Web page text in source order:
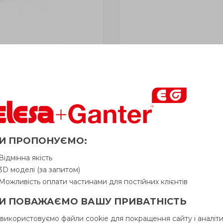
відвантажується Покупцеві терміном до 6 робочих днів
.
Продавця. Продавець залишає за собою право відпускати
матова поверхня, пружинний
Питання про продукцію
ПРОПОНУЄМО:
Відмінна якість
моделі (за запитом)
Можливість оплати частинами для постійних клієнтів
ПОВАЖАЄМО ВАШУ ПРИВАТНІСТЬ
файли cookie для покращення сайту і